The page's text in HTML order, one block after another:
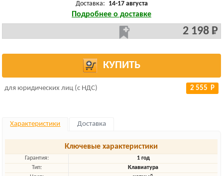
Доставка: 14-17 августа
Подробнее о доставке
2 198 Р
КУПИТЬ
для юридических лиц (с НДС) 2 555 Р
Характеристики Доставка
Ключевые характеристики
Гарантия:
1 год
Тип:
Клавиатура